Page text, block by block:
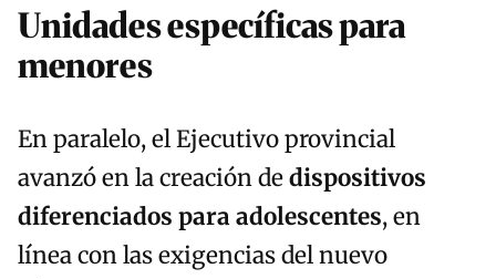
Unidades específicas para
menores
En paralelo, el Ejecutivo provincial
avanzó en la creación dedispositivos
diferenciados para adolescentes, en
línea con las exigencias del nuevo